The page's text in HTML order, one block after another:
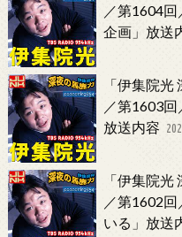
／第1604
企画」放送
「伊集院
／第1603回
放送内容
「伊集院
／第1602
いる」放送